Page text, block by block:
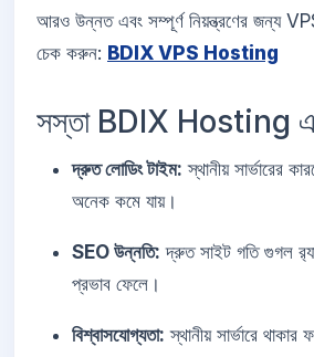
আরও উন্নত এবং সম্পূর্ণ নিয়ন্ত্রণের জন্য
চেক করুন: BDIX VPS Hosting
সস্তা BDIX Hosting এর
দ্রুত লোডিং টাইম: স্থানীয় সার্ভারের
অনেক কমে যায়।
SEO উন্নতি: দ্রুত সাইট গতি গুগল
প্রভাব ফেলে।
বিশ্বাসযোগ্যতা: স্থানীয় সার্ভারে